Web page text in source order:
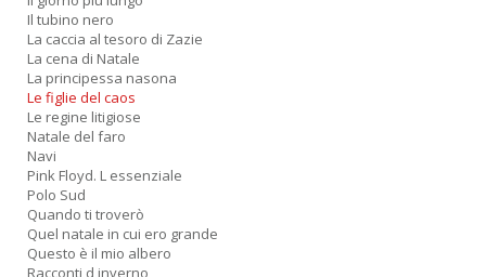
Il tubino nero
La caccia al tesoro di Zazie
La cena di Natale
La principessa nasona
Le figlie del caos
Le regine litigiose
Natale del faro
Navi
Pink Floyd. L essenziale
Polo Sud
Quando ti troverò
Quel natale in cui ero grande
Questo è il mio albero
Racconti d inverno